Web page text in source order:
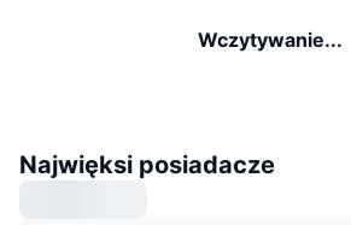
Wczytywanie...
Najwięksi posiadacze